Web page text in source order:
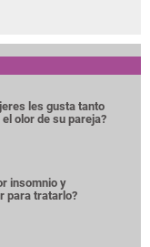
les gusta tanto
olor de su pareja?
insomnio y
para tratarlo?